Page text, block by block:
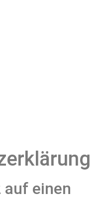
auf einen